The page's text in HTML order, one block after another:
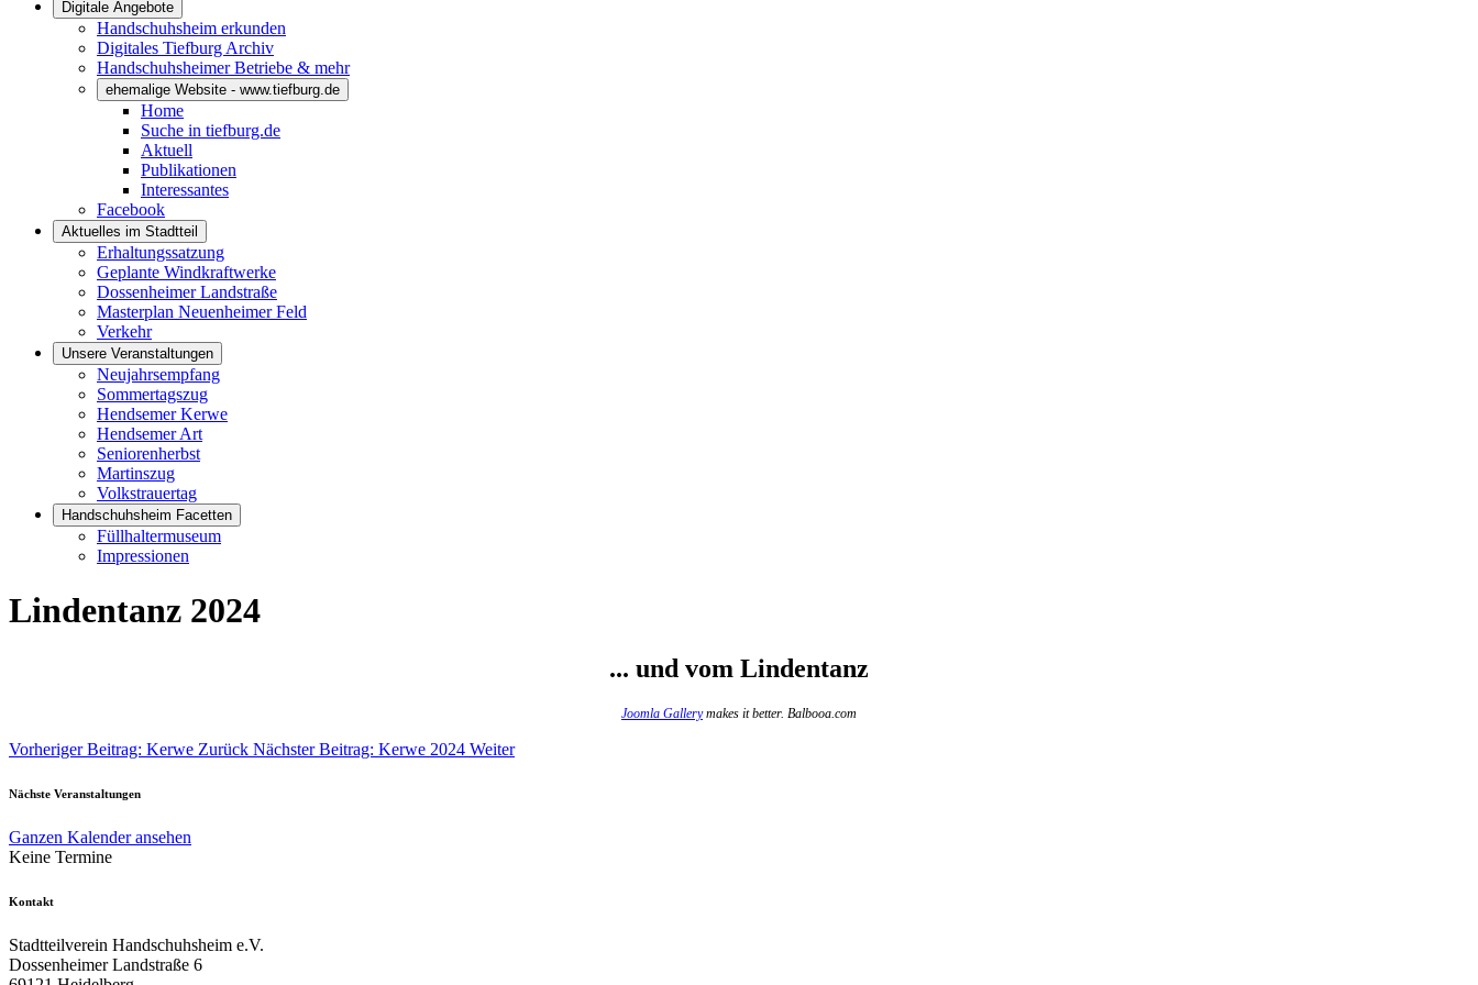
Digitale Angebote
Handschuhsheim erkunden
Digitales Tiefburg Archiv
Handschuhsheimer Betriebe & mehr
ehemalige Website - www.tiefburg.de
Home
Suche in tiefburg.de
Aktuell
Publikationen
Interessantes
Facebook
Aktuelles im Stadtteil
Erhaltungssatzung
Geplante Windkraftwerke
Dossenheimer Landstraße
Masterplan Neuenheimer Feld
Verkehr
Unsere Veranstaltungen
Neujahrsempfang
Sommertagszug
Hendsemer Kerwe
Hendsemer Art
Seniorenherbst
Martinszug
Volkstrauertag
Handschuhsheim Facetten
Füllhaltermuseum
Impressionen
Lindentanz 2024
... und vom Lindentanz
Joomla Gallerymakes it better. Balbooa.com
Vorheriger Beitrag: Kerwe Zurück Nächster Beitrag: Kerwe 2024 Weiter
Nächste Veranstaltungen
Ganzen Kalender ansehen
Keine Termine
Kontakt
Stadtteilverein Handschuhsheim e.V.
Dossenheimer Landstraße 6